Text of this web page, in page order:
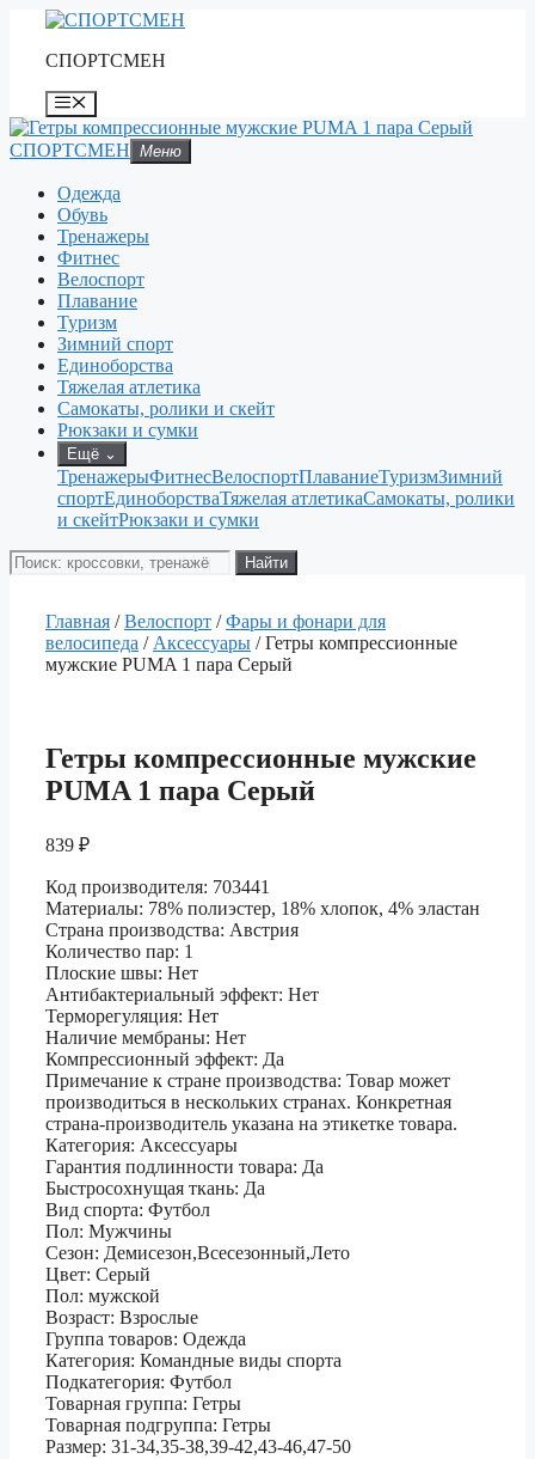
Перейти
содержимому
СПОРТСМЕН
Меню
СПОРТСМЕН Меню
Одежда
Обувь
Тренажеры
Фитнес
Велоспорт
Плавание
Туризм
Зимний спорт
Единоборства
Тяжелая атлетика
Самокаты, ролики и скейт
Рюкзаки и сумки
Ещё ⌄
ТренажерыФитнесВелоспортПлаваниеТуризмЗимний
спортЕдиноборстваТяжелая атлетикаСамокаты, ролики
и скейтРюкзаки и сумки
Поиск
товаров
Найти
Главная /Велоспорт /Фары и фонари для
велосипеда / Аксессуары / Гетры компрессионные
мужские PUMA 1 пара Серый
Гетры компрессионные мужские
PUMA 1 пара Серый
839 ₽
Код производителя: 703441
Материалы: 78% полиэстер, 18% хлопок, 4% эластан
Страна производства: Австрия
Количество пар: 1
Плоские швы: Нет
Антибактериальный эффект: Нет
Терморегуляция: Нет
Наличие мембраны: Нет
Компрессионный эффект: Да
Примечание к стране производства: Товар может
производиться в нескольких странах. Конкретная
страна-производитель указана на этикетке товара.
Категория: Аксессуары
Гарантия подлинности товара: Да
Быстросохнущая ткань: Да
Вид спорта: Футбол
Пол: Мужчины
Сезон: Демисезон,Всесезонный,Лето
Цвет: Серый
Пол: мужской
Возраст: Взрослые
Группа товаров: Одежда
Категория: Командные виды спорта
Подкатегория: Футбол
Товарная группа: Гетры
Товарная подгруппа: Гетры
Размер: 31-34,35-38,39-42,43-46,47-50